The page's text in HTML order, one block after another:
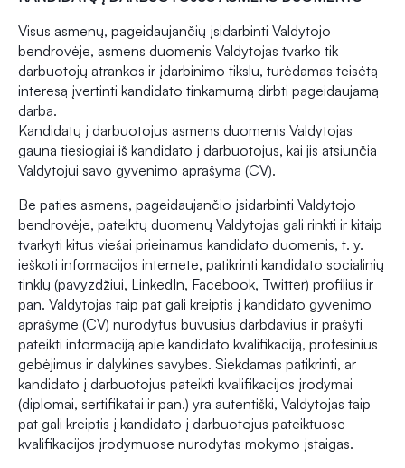
Visus asmenų, pageidaujančių įsidarbinti Valdytojo
bendrovėje, asmens duomenis Valdytojas tvarko tik
darbuotojų atrankos ir įdarbinimo tikslu, turėdamas teisėtą
interesą įvertinti kandidato tinkamumą dirbti pageidaujamą
darbą.
Kandidatų į darbuotojus asmens duomenis Valdytojas
gauna tiesiogiai iš kandidato į darbuotojus, kai jis atsiunčia
Valdytojui savo gyvenimo aprašymą (CV).
Be paties asmens, pageidaujančio įsidarbinti Valdytojo
bendrovėje, pateiktų duomenų Valdytojas gali rinkti ir kitaip
tvarkyti kitus viešai prieinamus kandidato duomenis, t. y.
ieškoti informacijos internete, patikrinti kandidato socialinių
tinklų (pavyzdžiui, LinkedIn, Facebook, Twitter) profilius ir
pan. Valdytojas taip pat gali kreiptis į kandidato gyvenimo
aprašyme (CV) nurodytus buvusius darbdavius ir prašyti
pateikti informaciją apie kandidato kvalifikaciją, profesinius
gebėjimus ir dalykines savybes. Siekdamas patikrinti, ar
kandidato į darbuotojus pateikti kvalifikacijos įrodymai
(diplomai, sertifikatai ir pan.) yra autentiški, Valdytojas taip
pat gali kreiptis į kandidato į darbuotojus pateiktuose
kvalifikacijos įrodymuose nurodytas mokymo įstaigas.